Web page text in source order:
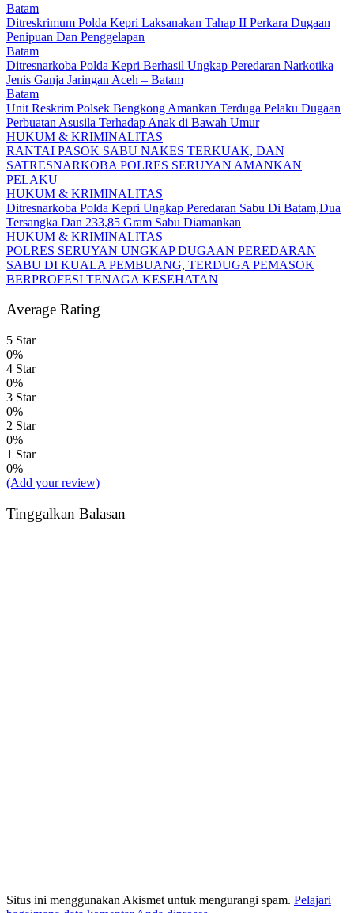
Batam
Ditreskrimum Polda Kepri Laksanakan Tahap II Perkara Dugaan
Penipuan Dan Penggelapan
Batam
Ditresnarkoba Polda Kepri Berhasil Ungkap Peredaran Narkotika
Jenis Ganja Jaringan Aceh – Batam
Batam
Unit Reskrim Polsek Bengkong Amankan Terduga Pelaku Dugaan
Perbuatan Asusila Terhadap Anak di Bawah Umur
HUKUM & KRIMINALITAS
RANTAI PASOK SABU NAKES TERKUAK, DAN
SATRESNARKOBA POLRES SERUYAN AMANKAN
PELAKU
HUKUM & KRIMINALITAS
Ditresnarkoba Polda Kepri Ungkap Peredaran Sabu Di Batam,Dua
Tersangka Dan 233,85 Gram Sabu Diamankan
HUKUM & KRIMINALITAS
POLRES SERUYAN UNGKAP DUGAAN PEREDARAN
SABU DI KUALA PEMBUANG, TERDUGA PEMASOK
BERPROFESI TENAGA KESEHATAN
Average Rating
5 Star
0%
4 Star
0%
3 Star
0%
2 Star
0%
1 Star
0%
(Add your review)
Tinggalkan Balasan
Situs ini menggunakan Akismet untuk mengurangi spam. Pelajari